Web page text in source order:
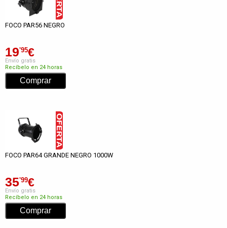
FOCO PAR56 NEGRO
19'95€
Envío gratis
Recíbelo en 24 horas
FOCO PAR64 GRANDE NEGRO 1000W
35'99€
Envío gratis
Recíbelo en 24 horas